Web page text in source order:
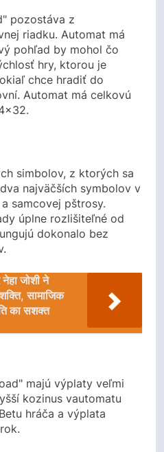
pozostáva z
riadku. Automat má
pohľad by mohol čo
hry, ktorou je
chce hradiť do
Automat má celkovú
simbolov, z ktorých sa
najväčších symbolov v
samcovej pštrosy.
úplne rozlišiteľné od
dokonalo bez
जोशी ने
सामाजिक
का सशक्त
majú výplaty veľmi
kozinus vautomatu
hráča a výplata